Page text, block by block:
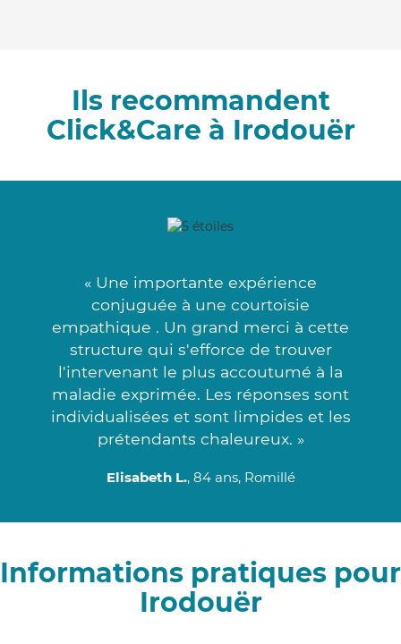
Ils recommandent
Click&Care à Irodouër
« Une importante expérience
conjuguée à une courtoisie
empathique . Un grand merci à cette
structure qui s'efforce de trouver
l'intervenant le plus accoutumé à la
maladie exprimée. Les réponses sont
individualisées et sont limpides et les
prétendants chaleureux. »
Elisabeth L., 84 ans, Romillé
Informations pratiques pour
Irodouër